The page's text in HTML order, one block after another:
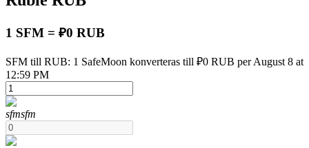
USDT Futures
Futures med USDT som säkerhet
1 SFM = ₽0 RUB
SFM till RUB: 1 SafeMoon konverteras till ₽0 RUB per August 8 at
12:59 PM
sfmsfm